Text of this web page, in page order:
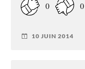
0 0
10 JUIN 2014